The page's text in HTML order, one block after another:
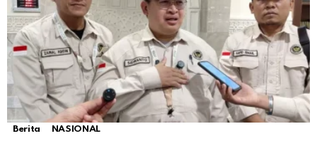
Berita NASIONAL